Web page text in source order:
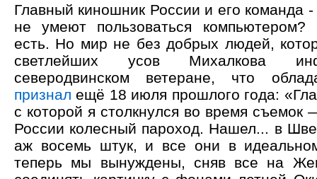
Главный киношник России и его команда
не умеют пользоваться
есть. Но мир не без добрых людей,
светлейших усов Михалкова
северодвинском ветеране, что
признал ещё 18 июля прошлого года:
с которой я столкнулся во время съемок
России колесный пароход. Нашел... в
аж восемь штук, и все они в
теперь мы вынуждены, сняв все на